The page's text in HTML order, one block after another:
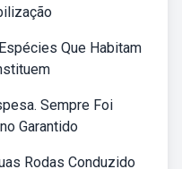
Que Habitam
Sempre Foi
Garantido
Rodas Conduzido